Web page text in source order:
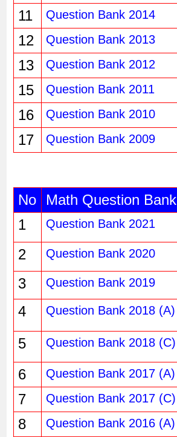
11 Question Bank 2014
12 Question Bank 2013
13 Question Bank 2012
15 Question Bank 2011
16 Question Bank 2010
17 Question Bank 2009
No
Math Question Bank
1
Question Bank 2021
2 Question Bank 2020
3 Question Bank 2019
4 Question Bank 2018 (A)
5 Question Bank 2018 (C)
6 Question Bank 2017 (A)
7 Question Bank 2017 (C)
8 Question Bank 2016 (A)